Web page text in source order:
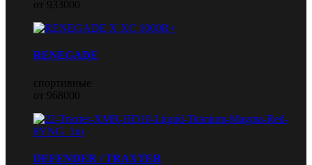
от 933000
RENEGADE
спортивные
от 968000
DEFENDER / TRAXTER